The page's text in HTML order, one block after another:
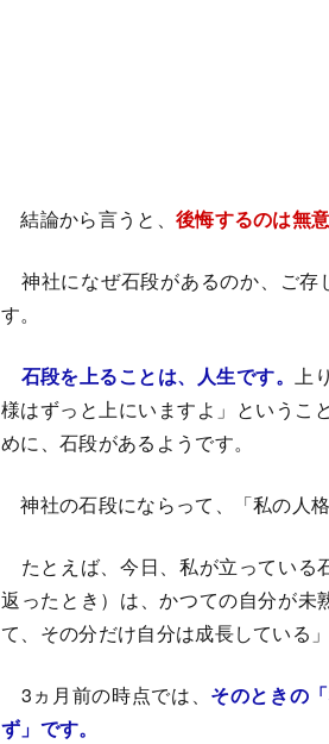
結論から言うと、 後悔するのは無
神社になぜ石段があるのか、ご存
す。
石段を上ることは、人生です。上
様はずっと上にいますよ」というこ
めに、石段があるようです。
神社の石段にならって、「私の人
たとえば、今日、私が立っている
返ったとき）は、かつての自分が未
て、その分だけ自分は成長している」
3ヵ月前の時点では、 そのときの
ず」です。